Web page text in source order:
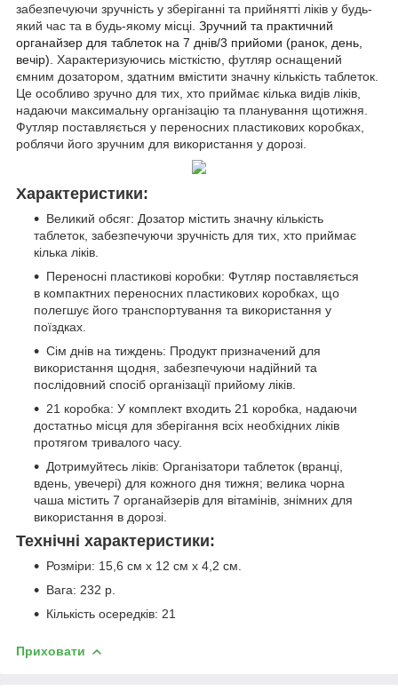
забезпечуючи зручність у зберіганні та прийнятті ліків у будь-
який час та в будь-якому місці. Зручний та практичний
органайзер для таблеток на 7 днів/3 прийоми (ранок, день,
вечір). Характеризуючись місткістю, футляр оснащений
ємним дозатором, здатним вмістити значну кількість таблеток.
Це особливо зручно для тих, хто приймає кілька видів ліків,
надаючи максимальну організацію та планування щотижня.
Футляр поставляється у переносних пластикових коробках,
роблячи його зручним для використання у дорозі.
Характеристики:
Великий обсяг: Дозатор містить значну кількість
таблеток, забезпечуючи зручність для тих, хто приймає
кілька ліків.
Переносні пластикові коробки: Футляр поставляється
в компактних переносних пластикових коробках, що
полегшує його транспортування та використання у
поїздках.
Сім днів на тиждень: Продукт призначений для
використання щодня, забезпечуючи надійний та
послідовний спосіб організації прийому ліків.
21 коробка: У комплект входить 21 коробка, надаючи
достатньо місця для зберігання всіх необхідних ліків
протягом тривалого часу.
Дотримуйтесь ліків: Організатори таблеток (вранці,
вдень, увечері) для кожного дня тижня; велика чорна
чаша містить 7 органайзерів для вітамінів, знімних для
використання в дорозі.
Технічні характеристики:
Розміри: 15,6 см х 12 см х 4,2 см.
Вага: 232 р.
Кількість осередків: 21
Приховати